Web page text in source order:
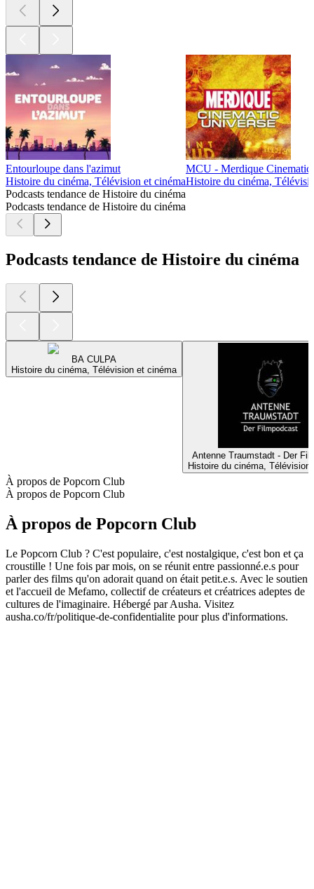
Entourloupe dans l'azimut
Histoire du cinéma, Télévision et cinéma
MCU - Merdique Cinematic
Histoire du cinéma,
Podcasts tendance de Histoire du cinéma
Podcasts tendance de Histoire du cinéma
Podcasts tendance de Histoire du cinéma
BA CULPA
Histoire du cinéma, Télévision et cinéma
Antenne Traumstadt - Der
Histoire du cinéma, Télévision
À propos de Popcorn Club
À propos de Popcorn Club
À propos de Popcorn Club
Le Popcorn Club ? C'est populaire, c'est nostalgique, c'est bon et ça
croustille ! Une fois par mois, on se réunit entre passionné.e.s pour
parler des films qu'on adorait quand on était petit.e.s. Avec le soutien
et l'accueil de Mefamo, collectif de créateurs et créatrices adeptes de
cultures de l'imaginaire. Hébergé par Ausha. Visitez
ausha.co/fr/politique-de-confidentialite pour plus d'informations.